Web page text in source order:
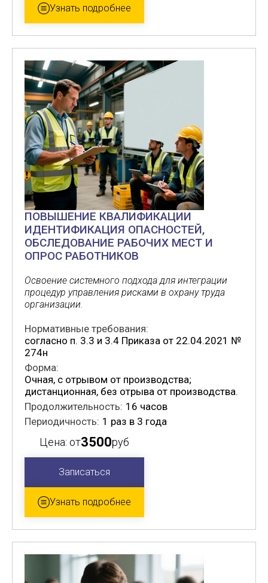
Узнать подробнее
ПОВЫШЕНИЕ КВАЛИФИКАЦИИ
ИДЕНТИФИКАЦИЯ ОПАСНОСТЕЙ,
ОБСЛЕДОВАНИЕ РАБОЧИХ МЕСТ И
ОПРОС РАБОТНИКОВ
Освоение системного подхода для интеграции
процедур управления рисками в охрану труда
организации.
Нормативные требования:
согласно п. 3.3 и 3.4 Приказа от 22.04.2021 №
274н
Форма:
Очная, с отрывом от производства;
дистанционная, без отрыва от производства.
Продолжительность: 16 часов
Периодичность: 1 раз в 3 года
Цена: от3500руб
Записаться
Узнать подробнее